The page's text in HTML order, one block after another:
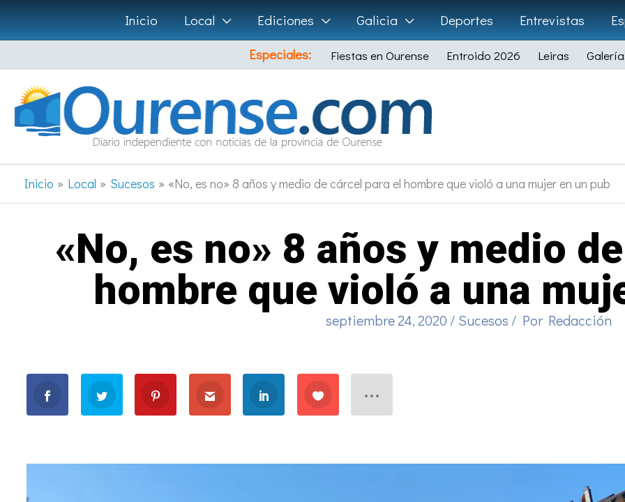
Ir
al
contenido
Inicio Local Ediciones Galicia Deportes Entrevistas
Especiales:
Fiestas en Ourense Entroido 2026 Leiras
Inicio Local Sucesos «No, es no» 8 años y medio de cárcel para el hombre que violó a una mujer en un pub
«No, es no» 8 años y medio
hombre que violó a una
septiembre 24, 2020 / Sucesos / Por Redacción